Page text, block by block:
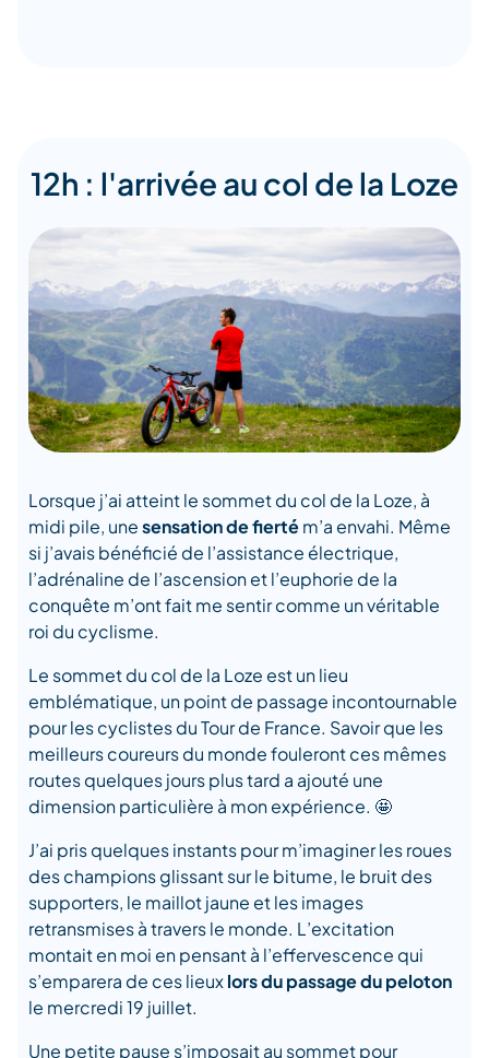
12h : l'arrivée au col de la Loze
Lorsque j’ai atteint le sommet du col de la Loze, à
midi pile, unesensation de fiertém’a envahi. Même
si j’avais bénéficié de l’assistance électrique,
l’adrénaline de l’ascension et l’euphorie de la
conquête m’ont fait me sentir comme un véritable
roi du cyclisme.
Le sommet du col de la Loze est un lieu
emblématique, un point de passage incontournable
pour les cyclistes du Tour de France. Savoir que les
meilleurs coureurs du monde fouleront ces mêmes
routes quelques jours plus tard a ajouté une
dimension particulière à mon expérience. 🤩
J’ai pris quelques instants pour m’imaginer les roues
des champions glissant sur le bitume, le bruit des
supporters, le maillot jaune et les images
retransmises à travers le monde. L’excitation
montait en moi en pensant à l’effervescence qui
s’emparera de ces lieuxlors du passage du peloton
le mercredi 19 juillet.
Une petite pause s’imposait au sommet pour